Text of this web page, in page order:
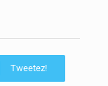
Tweetez!